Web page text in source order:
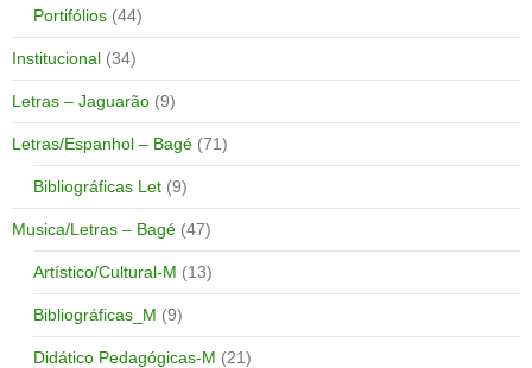
Portifólios (44)
Institucional (34)
Letras – Jaguarão (9)
Letras/Espanhol – Bagé (71)
Bibliográficas Let (9)
Musica/Letras – Bagé (47)
Artístico/Cultural-M (13)
Bibliográficas_M (9)
Didático Pedagógicas-M (21)